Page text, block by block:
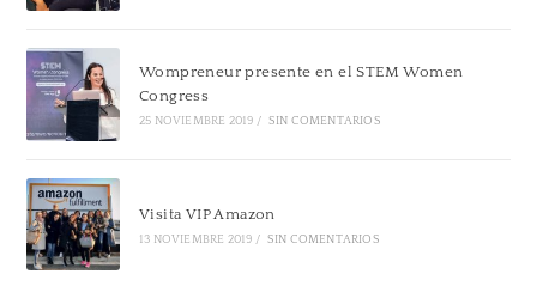
Wompreneur presente en el STEM Women
Congress
25 NOVIEMBRE 2019 / SIN COMENTARIOS
Visita VIP Amazon
13 NOVIEMBRE 2019 / SIN COMENTARIOS